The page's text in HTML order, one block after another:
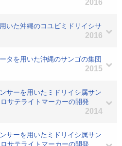
2016
いた沖縄のコユビミドリイシサ
2016
タを用いた沖縄のサンゴの集団
2015
サーを用いたミドリイシ属サン
サテライトマーカーの開発
2014
サーを用いたミドリイシ属サン
サテライトマーカーの開発